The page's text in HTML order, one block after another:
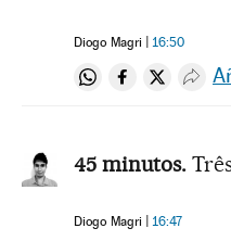
Diogo Magri 16:50
Compartir en
Compartir
45 minutos.
Diogo Magri 16:47